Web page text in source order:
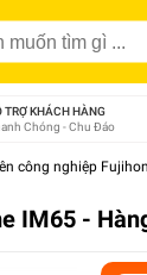
TRỢ KHÁCH HÀNG
Chóng - Chu Đáo
công nghiệp
IM65 -